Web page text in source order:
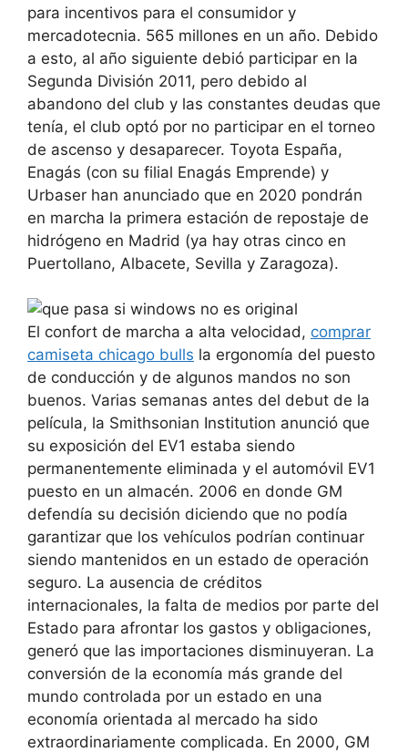
para incentivos para el consumidor y
mercadotecnia. 565 millones en un año. Debido
a esto, al año siguiente debió participar en la
Segunda División 2011, pero debido al
abandono del club y las constantes deudas que
tenía, el club optó por no participar en el torneo
de ascenso y desaparecer. Toyota España,
Enagás (con su filial Enagás Emprende) y
Urbaser han anunciado que en 2020 pondrán
en marcha la primera estación de repostaje de
hidrógeno en Madrid (ya hay otras cinco en
Puertollano, Albacete, Sevilla y Zaragoza).
El confort de marcha a alta velocidad, comprar
camiseta chicago bulls la ergonomía del puesto
de conducción y de algunos mandos no son
buenos. Varias semanas antes del debut de la
película, la Smithsonian Institution anunció que
su exposición del EV1 estaba siendo
permanentemente eliminada y el automóvil EV1
puesto en un almacén. 2006 en donde GM
defendía su decisión diciendo que no podía
garantizar que los vehículos podrían continuar
siendo mantenidos en un estado de operación
seguro. La ausencia de créditos
internacionales, la falta de medios por parte del
Estado para afrontar los gastos y obligaciones,
generó que las importaciones disminuyeran. La
conversión de la economía más grande del
mundo controlada por un estado en una
economía orientada al mercado ha sido
extraordinariamente complicada. En 2000, GM